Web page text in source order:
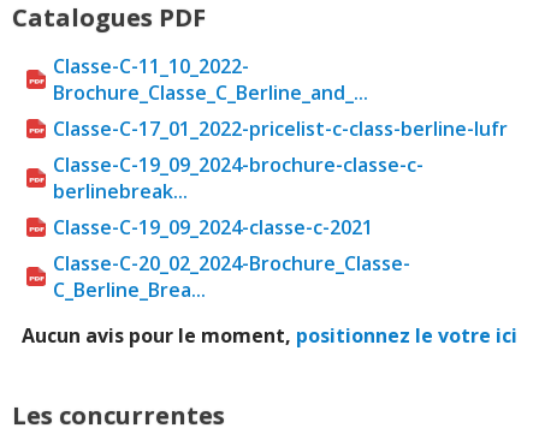
Catalogues PDF
Classe-C-11_10_2022-
Brochure_Classe_C_Berline_and_...
Classe-C-17_01_2022-pricelist-c-class-berline-lufr
Classe-C-19_09_2024-brochure-classe-c-
berlinebreak...
Classe-C-19_09_2024-classe-c-2021
Classe-C-20_02_2024-Brochure_Classe-
C_Berline_Brea...
Aucun avis pour le moment, positionnez le votre ici
Les concurrentes